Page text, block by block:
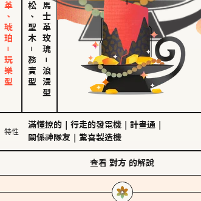
皮革、琥珀－玩樂型 雪松、聖木
－
務實型
大馬士革玫瑰
－
浪漫型
特性
滿懂撩的 行走的發電機 計畫通
關係神隊友
驚喜製造機
查看 對方 的解說